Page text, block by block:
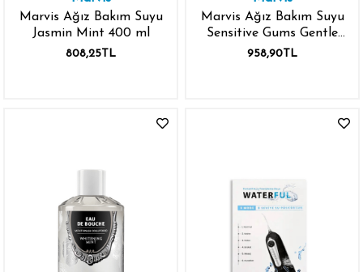
Marvis Ağız Bakım Suyu
Jasmin Mint 400 ml
808,25TL
Marvis Ağız Bakım Suyu
Sensitive Gums Gentle
Mint 400 ml
958,90TL